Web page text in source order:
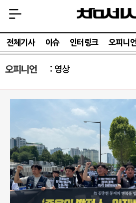
전체기사 이슈 인터링크 오피니
오피니언 영상